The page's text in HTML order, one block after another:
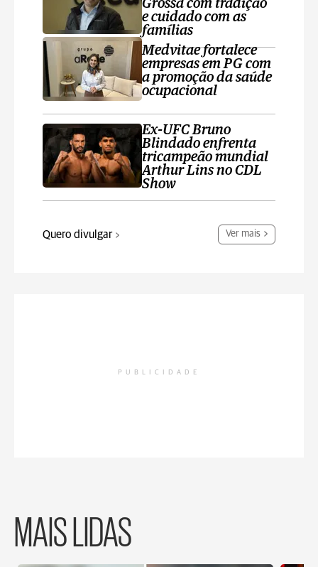
Grossa com tradição
e cuidado com as
famílias
Medvitae fortalece
empresas em PG com
a promoção da saúde
ocupacional
Ex-UFC Bruno
Blindado enfrenta
tricampeão mundial
Arthur Lins no CDL
Show
Quero divulgar Ver mais
PUBLICIDADE
MAIS LIDAS